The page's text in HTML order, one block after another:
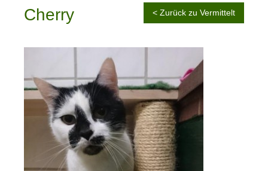
Cherry < Zurück zu Vermittelt